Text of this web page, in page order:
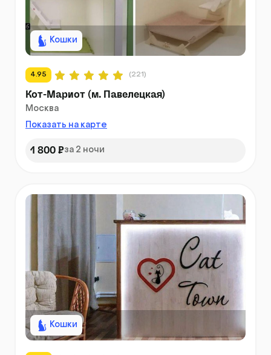
Кошки
4.95 (221)
Кот-Мариот (м. Павелецкая)
Москва
Показать на карте
1 800 ₽за 2 ночи
Кошки